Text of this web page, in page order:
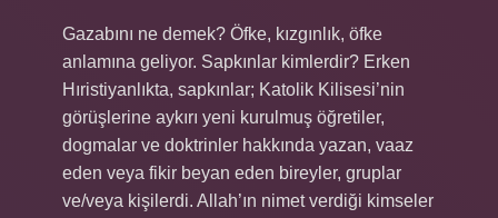
Gazabını ne demek? Öfke, kızgınlık, öfke
anlamına geliyor. Sapkınlar kimlerdir? Erken
Hıristiyanlıkta, sapkınlar; Katolik Kilisesi’nin
görüşlerine aykırı yeni kurulmuş öğretiler,
dogmalar ve doktrinler hakkında yazan, vaaz
eden veya fikir beyan eden bireyler, gruplar
ve/veya kişilerdi. Allah’ın nimet verdiği kimseler